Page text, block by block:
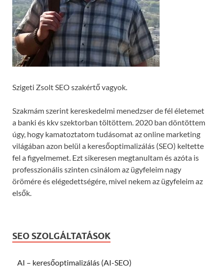
Szigeti Zsolt SEO szakértő vagyok.
Szakmám szerint kereskedelmi menedzser de fél életemet
a banki és kkv szektorban töltöttem. 2020 ban döntöttem
úgy, hogy kamatoztatom tudásomat az online marketing
világában azon belül a keresőoptimalizálás (SEO) keltette
fel a figyelmemet. Ezt sikeresen megtanultam és azóta is
professzionális szinten csinálom az ügyfeleim nagy
örömére és elégedettségére, mivel nekem az ügyfeleim az
elsők.
SEO SZOLGÁLTATÁSOK
AI – keresőoptimalizálás (AI-SEO)